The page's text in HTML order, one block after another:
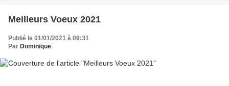
Meilleurs Voeux 2021
Publié le 01/01/2021 à 09:31
Par Dominique